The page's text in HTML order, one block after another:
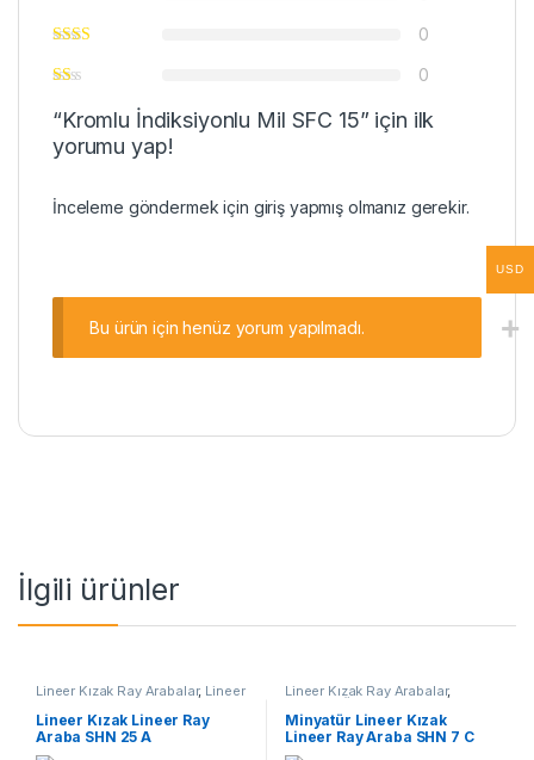
0
0
“Kromlu İndiksiyonlu Mil SFC 15” için ilk
yorumu yap!
İnceleme göndermek için girişyapmış olmanız gerekir.
Bu ürün için henüz yorum yapılmadı.
İlgili ürünler
Lineer Kızak Ray Arabalar, Lineer
Ray Araba SHN A Serisi Mekanik
Ürünler, Ray ve Arabalar
Lineer Kızak Lineer Ray
Araba SHN 25 A
Lineer Kızak Ray Arabalar,
Mekanik Ürünler, Minyatür Lineer
Ray Araba SHN C Serisi
Minyatür Lineer Kızak
Lineer Ray Araba SHN 7 C
USD